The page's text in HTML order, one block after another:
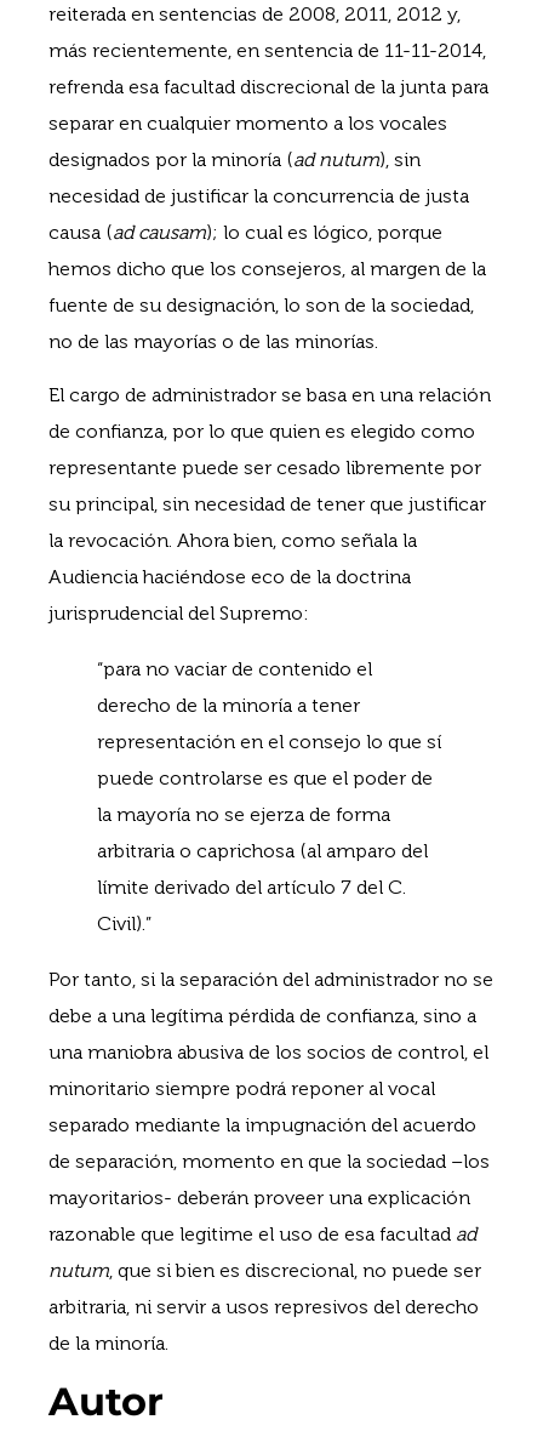
reiterada en sentencias de 2008, 2011, 2012 y,
más recientemente, en sentencia de 11-11-2014,
refrenda esa facultad discrecional de la junta para
separar en cualquier momento a los vocales
designados por la minoría (ad nutum), sin
necesidad de justificar la concurrencia de justa
causa (ad causam); lo cual es lógico, porque
hemos dicho que los consejeros, al margen de la
fuente de su designación, lo son de la sociedad,
no de las mayorías o de las minorías.
El cargo de administrador se basa en una relación
de confianza, por lo que quien es elegido como
representante puede ser cesado libremente por
su principal, sin necesidad de tener que justificar
la revocación. Ahora bien, como señala la
Audiencia haciéndose eco de la doctrina
jurisprudencial del Supremo:
“para no vaciar de contenido el
derecho de la minoría a tener
representación en el consejo lo que sí
puede controlarse es que el poder de
la mayoría no se ejerza de forma
arbitraria o caprichosa (al amparo del
límite derivado del artículo 7 del C.
Civil).”
Por tanto, si la separación del administrador no se
debe a una legítima pérdida de confianza, sino a
una maniobra abusiva de los socios de control, el
minoritario siempre podrá reponer al vocal
separado mediante la impugnación del acuerdo
de separación, momento en que la sociedad –los
mayoritarios- deberán proveer una explicación
razonable que legitime el uso de esa facultad ad
nutum, que si bien es discrecional, no puede ser
arbitraria, ni servir a usos represivos del derecho
de la minoría.
Autor